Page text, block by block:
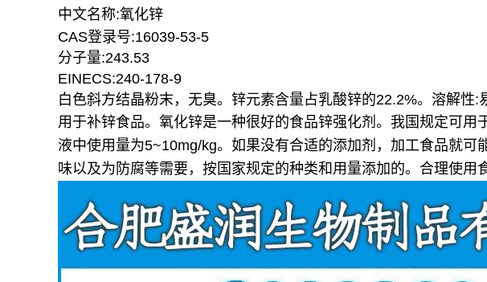
中文名称:氧化锌
CAS登录号:16039-53-5
分子量:243.53
EINECS:240-178-9
白色斜方结晶粉末，无臭。锌元素含量占乳酸锌的22.2%。溶解性
用于补锌食品。 氧化锌是一种很好的食品锌强化剂。我国规定可
液中使用量为5~10mg/kg。如果没有合适的添加剂，加工食品就可
味以及为防腐等需要，按国家规定的种类和用量添加的。合理使用